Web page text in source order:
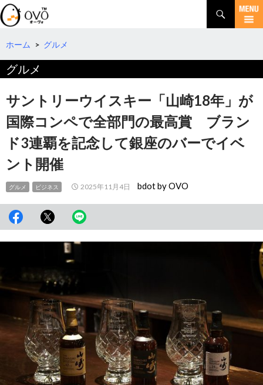
検
索
コ
テ
ツ
へ
ホーム > グルメ
グルメ
サントリーウイスキー「山崎18年」が
国際コンペで全部門の最高賞 ブラン
ド3連覇を記念して銀座のバーでイベ
ント開催
グルメ ビジネス 2025年11月4日 bdot by OVO